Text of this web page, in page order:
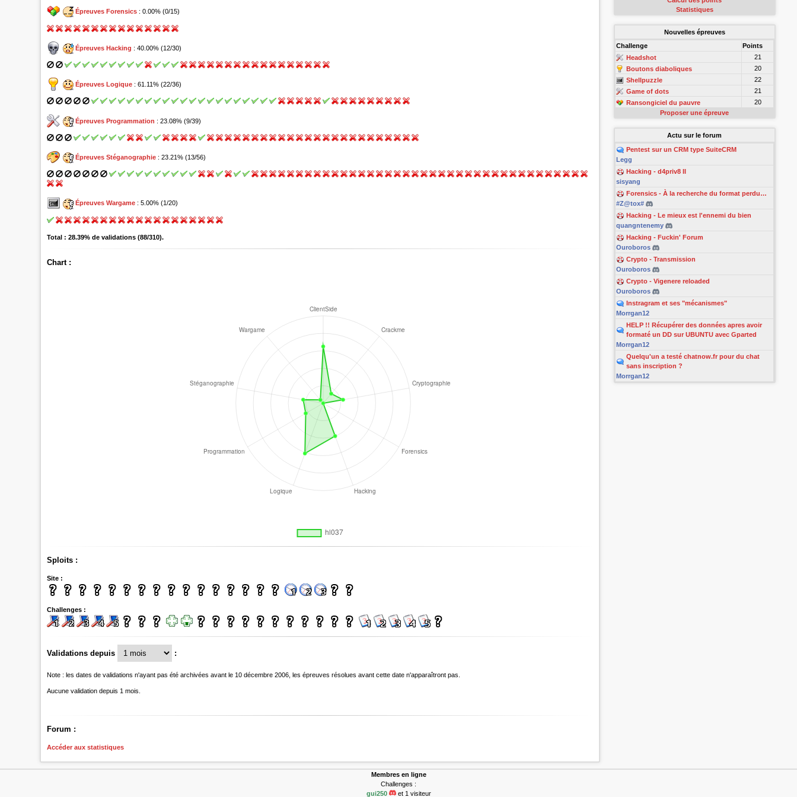
Épreuves Forensics : 0.00% (0/15)
Épreuves Hacking : 40.00% (12/30)
Épreuves Logique : 61.11% (22/36)
Épreuves Programmation : 23.08% (9/39)
Épreuves Stéganographie : 23.21% (13/56)
Épreuves Wargame : 5.00% (1/20)
Total : 28.39% de validations (88/310).
Chart :
Sploits :
Site :
Challenges :
Validations depuis :
Note : les dates de validations n'ayant pas été archivées avant le 10 décembre 2006, les épreuves résolues avant cette date n'apparaîtront pas.
Aucune validation depuis 1 mois.
Forum :
Accéder aux statistiques
Statistiques
Nouvelles épreuves
Challenge
Points
Headshot
21
Boutons diaboliques
20
Shellpuzzle
22
Game of dots
21
Ransongiciel du pauvre
20
Proposer une épreuve
Actu sur le forum
Pentest sur un CRM type SuiteCRM
Legg
Hacking - d4priv8 II
sisyang
Forensics - À la recherche du format perdu…
#Z@tox#
Hacking - Le mieux est l'ennemi du bien
quangntenemy
Hacking - Fuckin' Forum
Ouroboros
Crypto - Transmission
Ouroboros
Crypto - Vigenere reloaded
Ouroboros
Instragram et ses "mécanismes"
Morrgan12
HELP !! Récupérer des données apres avoir
formaté un DD sur UBUNTU avec Gparted
Morrgan12
Quelqu'un a testé chatnow.fr pour du chat
sans inscription ?
Morrgan12
Membres en ligne
Challenges :
gui250
et 1 visiteur